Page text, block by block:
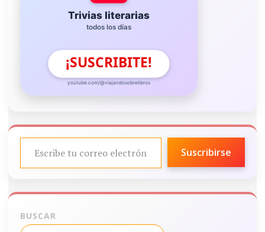
Trivias literarias
todos los días
¡SUSCRIBITE!
youtube.com/@viajandosobrelibros
ESCRIBE TU CORREO ELECTRÓNICO…
Suscribirse
BUSCAR